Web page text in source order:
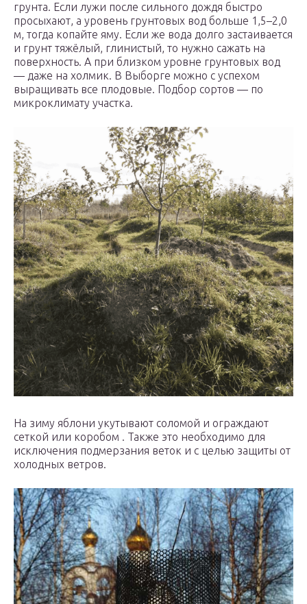
грунта. Если лужи после сильного дождя быстро
просыхают, а уровень грунтовых вод больше 1,5–2,0
м, тогда копайте яму. Если же вода долго застаивается
и грунт тяжёлый, глинистый, то нужно сажать на
поверхность. А при близком уровне грунтовых вод
— даже на холмик. В Выборге можно с успехом
выращивать все плодовые. Подбор сортов — по
микроклимату участка.
На зиму яблони укутывают соломой и ограждают
сеткой или коробом . Также это необходимо для
исключения подмерзания веток и с целью защиты от
холодных ветров.